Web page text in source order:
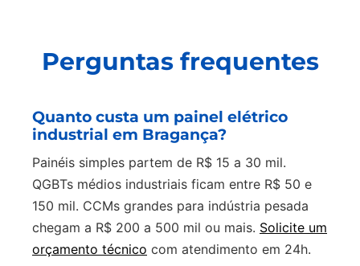
Perguntas frequentes
Quanto custa um painel elétrico
industrial em Bragança?
Painéis simples partem de R$ 15 a 30 mil.
QGBTs médios industriais ficam entre R$ 50 e
150 mil. CCMs grandes para indústria pesada
chegam a R$ 200 a 500 mil ou mais. Solicite um
orçamento técnico com atendimento em 24h.